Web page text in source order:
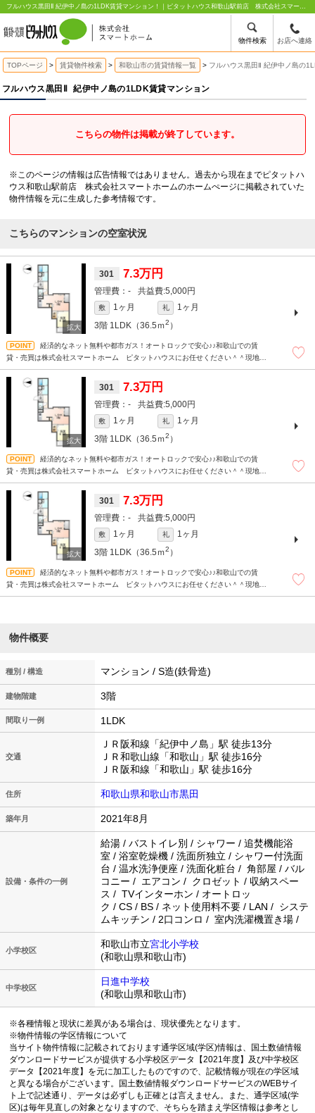
物件検索 お店へ連絡
フルハウス黒田Ⅱ 紀伊中ノ島の1LDK賃貸マンション！｜ピタットハウス和歌山駅前店 株式会社スマートホーム
TOPページ 賃貸物件検索 和歌山市の賃貸情報一覧 フルハウス黒田Ⅱ 紀伊中ノ島の
フルハウス黒田Ⅱ 紀伊中ノ島の1LDK賃貸マンション
こちらの物件は掲載が終了しています。
※このページの情報は広告情報ではありません。過去から現在までピタットハ
ウス和歌山駅前店 株式会社スマートホームのホームぺージに掲載されていた
物件情報を元に生成した参考情報です。
こちらのマンションの空室状況
301 7.3万円
- 5,000円
敷 1ヶ月 礼
1ヶ月
3階 1LDK（36.5ｍ2 ）
経済的なネット無料や都市ガス！オートロックで安心♪♪和歌山での賃
貸・売買は株式会社スマートホーム ピタットハウスにお任せください＾＾現地待
301 7.3万円
- 5,000円
敷 1ヶ月 礼
1ヶ月
3階 1LDK（36.5ｍ2 ）
経済的なネット無料や都市ガス！オートロックで安心♪♪和歌山での賃
貸・売買は株式会社スマートホーム ピタットハウスにお任せください＾＾現地待
301 7.3万円
- 5,000円
敷 1ヶ月 礼
1ヶ月
3階 1LDK（36.5ｍ2 ）
経済的なネット無料や都市ガス！オートロックで安心♪♪和歌山での賃
貸・売買は株式会社スマートホーム ピタットハウスにお任せください＾＾現地待
物件概要
種別 / 構造 マンション / S造(鉄骨造)
建物階建 3階
間取り一例 1LDK
交通
ＪＲ阪和線「紀伊中ノ島」駅 徒歩13分
ＪＲ和歌山線「和歌山」駅 徒歩16分
ＪＲ阪和線「和歌山」駅 徒歩16分
住所 和歌山県和歌山市黒田
築年月 2021年8月
設備・条件の一例
給湯 / バストイレ別 / シャワー / 追焚機能浴
室 / 浴室乾燥機 / 洗面所独立 / シャワー付洗面
台 / 温水洗浄便座 / 洗面化粧台 / 角部屋 / バル
コニー / エアコン / クロゼット / 収納スペー
ス / TVインターホン / オートロッ
ク / CS / BS / ネット使用料不要 / LAN / システ
ムキッチン / 2口コンロ / 室内洗濯機置き場 /
小学校区
和歌山市立宮北小学校
(和歌山県和歌山市)
中学校区
日進中学校
(和歌山県和歌山市)
※各種情報と現状に差異がある場合は、現状優先となります。
※物件情報の学区情報について
当サイト物件情報に記載されております通学区域(学区)情報は、国土数値情報
ダウンロードサービスが提供する小学校区データ【2021年度】及び中学校区
データ【2021年度】を元に加工したものですので、記載情報が現在の学区域
と異なる場合がございます。国土数値情報ダウンロードサービスのWEBサイ
ト上で記述通り、データは必ずしも正確とは言えません。また、通学区域(学
区)は毎年見直しの対象となりますので、そちらを踏まえ学区情報は参考とし